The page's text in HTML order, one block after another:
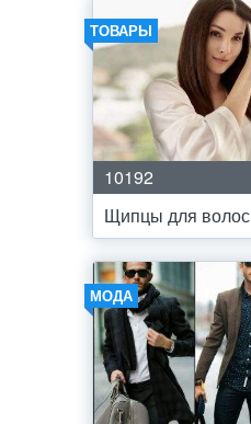
ТОВАРЫ
10192
Щипцы для волос
МОДА